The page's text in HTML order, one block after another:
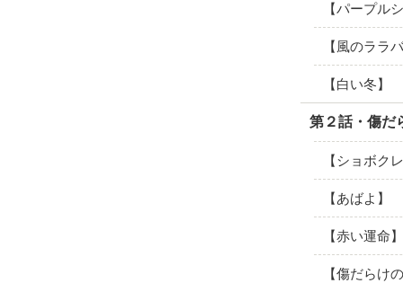
【パープル
【風のララ
【白い冬】
第２話・傷だ
【ショボク
【あばよ】
【赤い運命
【傷だらけ